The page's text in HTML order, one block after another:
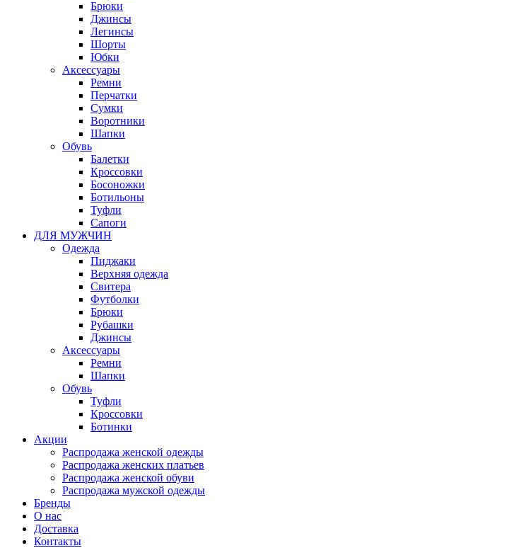
Брюки
Джинсы
Легинсы
Шорты
Юбки
Аксессуары
Ремни
Перчатки
Сумки
Воротники
Шапки
Обувь
Балетки
Кроссовки
Босоножки
Ботильоны
Туфли
Сапоги
ДЛЯ МУЖЧИН
Одежда
Пиджаки
Верхняя одежда
Свитера
Футболки
Брюки
Рубашки
Джинсы
Аксессуары
Ремни
Шапки
Обувь
Туфли
Кроссовки
Ботинки
Акции
Распродажа женской одежды
Распродажа женских платьев
Распродажа женской обуви
Распродажа мужской одежды
Бренды
О нас
Доставка
Контакты